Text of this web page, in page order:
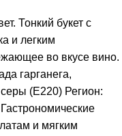
Тонкий букет с
и легким
во вкусе вино.
гарганега,
(Е220) Регион:
и мягким